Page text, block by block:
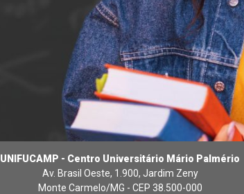
UNIFUCAMP - Centro Universitário Mário Palmério
Av. Brasil Oeste, 1.900, Jardim Zeny
Monte Carmelo/MG - CEP 38.500-000